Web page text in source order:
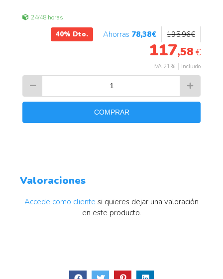
24/48 horas
40% Dto. 78,38€ 195,96€
117,58 €
IVA 21% Incluido
COMPRAR
Valoraciones
Accede como cliente si quieres dejar una valoración
en este producto.